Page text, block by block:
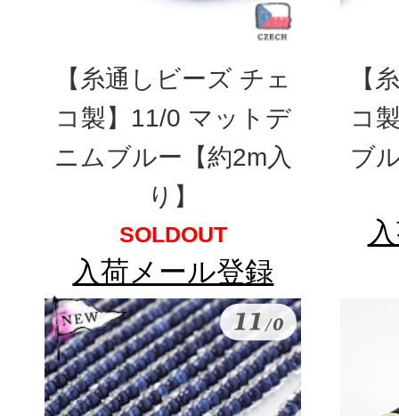
【糸通しビーズ チェ
コ製】11/0 マットデ
ニムブルー【約2m入
り】
SOLDOUT
入荷メール登録
【
コ
ブ